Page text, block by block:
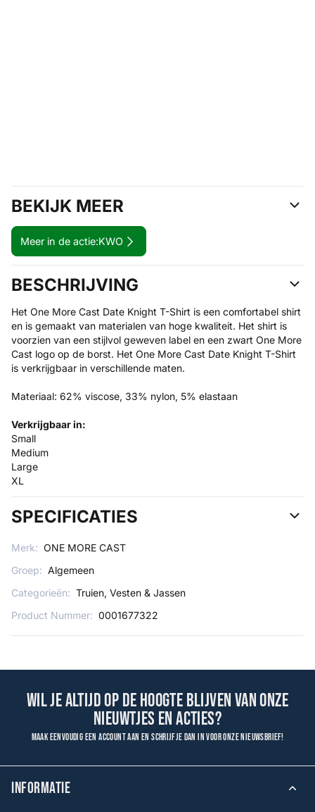
BEKIJK MEER
Meer in de actie:KWO
BESCHRIJVING
Het One More Cast Date Knight T-Shirt is een comfortabel shirt
en is gemaakt van materialen van hoge kwaliteit. Het shirt is
voorzien van een stijlvol geweven label en een zwart One More
Cast logo op de borst. Het One More Cast Date Knight T-Shirt
is verkrijgbaar in verschillende maten.
Materiaal: 62% viscose, 33% nylon, 5% elastaan
Verkrijgbaar in:
Small
Medium
Large
XL
SPECIFICATIES
Merk: ONE MORE CAST
Groep: Algemeen
Categorieën: Truien, Vesten & Jassen
Product Nummer: 0001677322
Wil je altijd op de hoogte blijven van onze
nieuwtjes en acties?
Maak eenvoudig een account aan en schrijf je dan in voor onze nieuwsbrief!
INFORMATIE